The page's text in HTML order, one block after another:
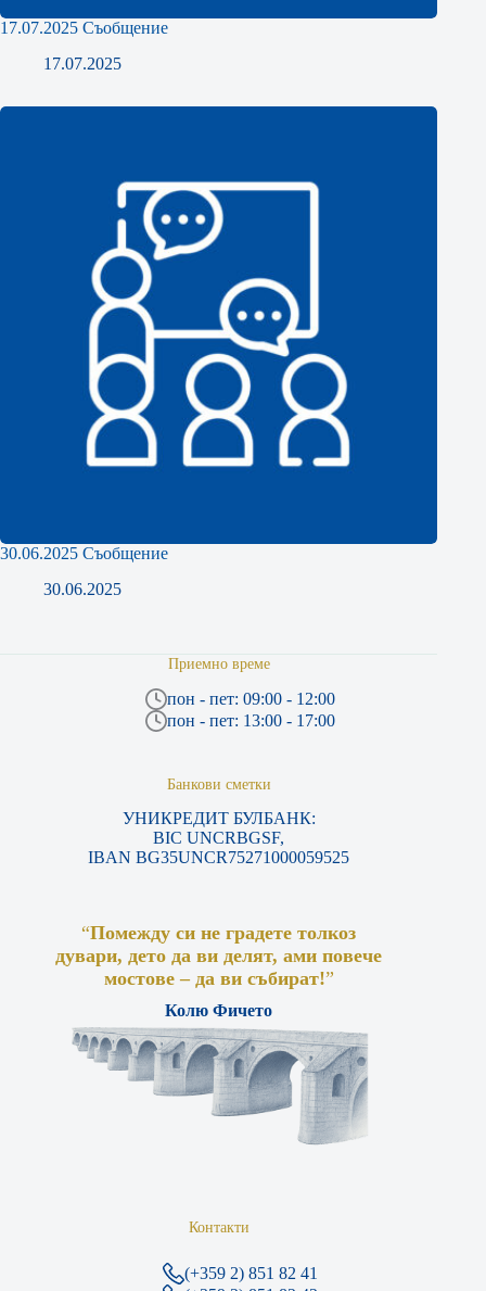
17.07.2025 Съобщение
17.07.2025
30.06.2025 Съобщение
30.06.2025
Приемно време
пон - пет: 09:00 - 12:00
пон - пет: 13:00 - 17:00
Банкови сметки
УНИКРЕДИТ БУЛБАНК:
BIC UNCRBGSF,
IBAN BG35UNCR75271000059525
“Помежду си не градете толкоз
дувари, дето да ви делят, ами повече
мостове – да ви събират!”
Колю Фичето
Контакти
(+359 2) 851 82 41